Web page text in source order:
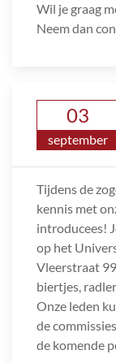
Wil je graag
Neem dan
03
september
Tijdens de
kennis met
introducees!
op het
Vleerstraat
biertjes,
Onze leden
de
de komende